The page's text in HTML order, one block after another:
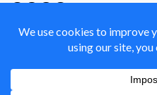
Alike 4.0 International